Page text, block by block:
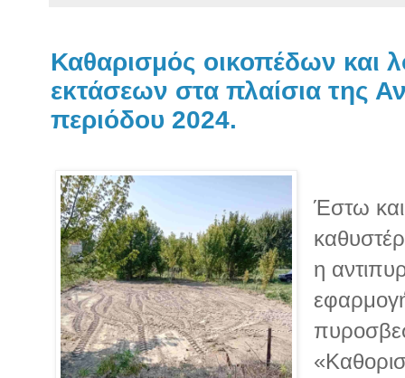
Καθαρισμός οικοπέδων και
εκτάσεων στα πλαίσια της
περιόδου 2024.
Έστω και
η